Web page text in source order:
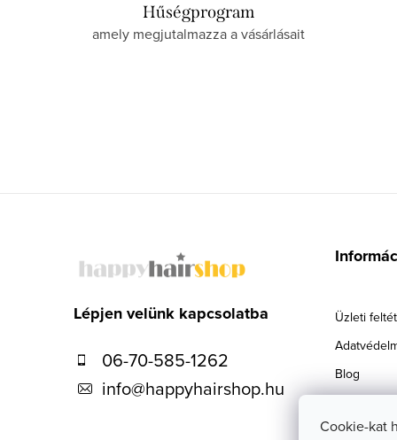
Cookie-kat
Hűségprogram
amely megjutalmazza a vásárlásait
Lépjen velünk kapcsolatba
06-70-585-1262
info@happyhairshop.hu
Üzleti
Blog
Kapcsolat